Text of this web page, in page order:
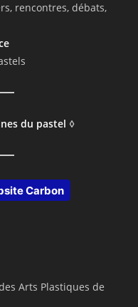
rencontres, débats,
du pastel ◊
Carbon
Arts Plastiques de